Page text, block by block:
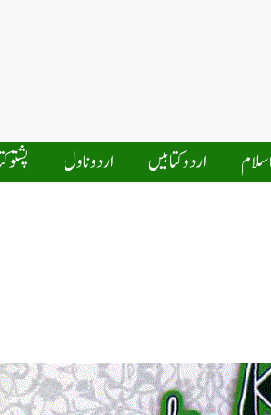
اردو کتابیں اردو ناول پشتو